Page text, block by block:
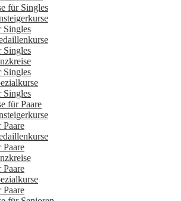
für Singles
Singles
Singles
Singles
Singles
für Paare
Paare
Paare
Paare
Paare